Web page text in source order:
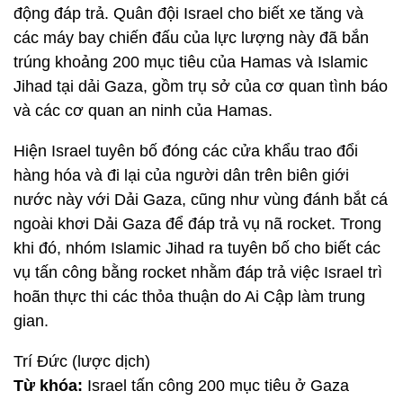
động đáp trả. Quân đội Israel cho biết xe tăng và
các máy bay chiến đấu của lực lượng này đã bắn
trúng khoảng 200 mục tiêu của Hamas và Islamic
Jihad tại dải Gaza, gồm trụ sở của cơ quan tình báo
và các cơ quan an ninh của Hamas.
Hiện Israel tuyên bố đóng các cửa khẩu trao đổi
hàng hóa và đi lại của người dân trên biên giới
nước này với Dải Gaza, cũng như vùng đánh bắt cá
ngoài khơi Dải Gaza để đáp trả vụ nã rocket. Trong
khi đó, nhóm Islamic Jihad ra tuyên bố cho biết các
vụ tấn công bằng rocket nhằm đáp trả việc Israel trì
hoãn thực thi các thỏa thuận do Ai Cập làm trung
gian.
Trí Đức (lược dịch)
Từ khóa: Israel tấn công 200 mục tiêu ở Gaza